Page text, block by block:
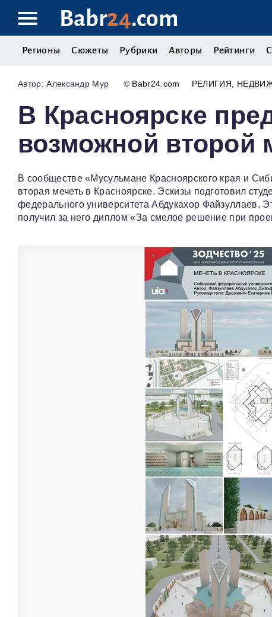
Babr24.com
Регионы Сюжеты Рубрики Авторы Рейтинги
Александр Мур © Babr24.com РЕЛИГИЯ
В Красноярске
возможной второй
В сообществе «Мусульмане Красноярского края и
вторая мечеть в Красноярске. Эскизы подготовил
федерального университета Абдукахор Файзуллаев.
получил за него диплом «За смелое решение при